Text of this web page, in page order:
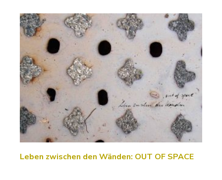
Leben zwischen den Wänden: OUT OF SPACE